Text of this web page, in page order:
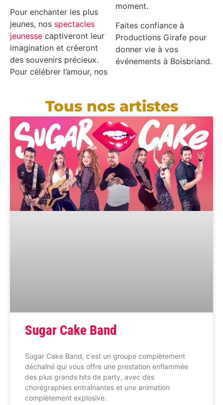
Pour enchanter les plus
jeunes, nos spectacles
jeunesse captiveront leur
imagination et créeront
des souvenirs précieux.
Pour célébrer l’amour, nos
moment.
Faites confiance à
Productions Girafe pour
donner vie à vos
événements à Boisbriand.
Tous nos artistes
Sugar Cake Band
Sugar Cake Band, c’est un groupe complètement
déchaîné qui vous offre une prestation enflammée
des plus grands hits de party, avec des
chorégraphies entraînantes et une animation
complètement explosive.